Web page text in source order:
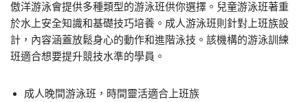
傲洋游泳會提供多種類型的游泳班供你選擇。兒童游泳班著重
於水上安全知識和基礎技巧培養。成人游泳班則針對上班族設
計，內容涵蓋放鬆身心的動作和進階泳技。該機構的游泳訓練
班適合想要提升競技水準的學員。
成人晚間游泳班，時間靈活適合上班族